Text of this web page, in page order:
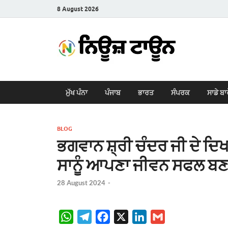
8 August 2026
ਮੁੱਖ ਪੰਨਾ ਪੰਜਾਬ ਭਾਰਤ ਸੰਪਰਕ ਸਾਡੇ
BLOG
ਭਗਵਾਨ ਸ਼੍ਰੀ ਚੰਦਰ ਜੀ ਦੇ
ਸਾਨੂੰ ਆਪਣਾ ਜੀਵਨ ਸਫਲ
28 August 2024 -
W